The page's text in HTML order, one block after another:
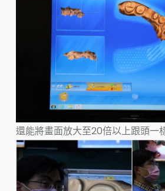
還能將畫面放大至20倍以上跟頭一